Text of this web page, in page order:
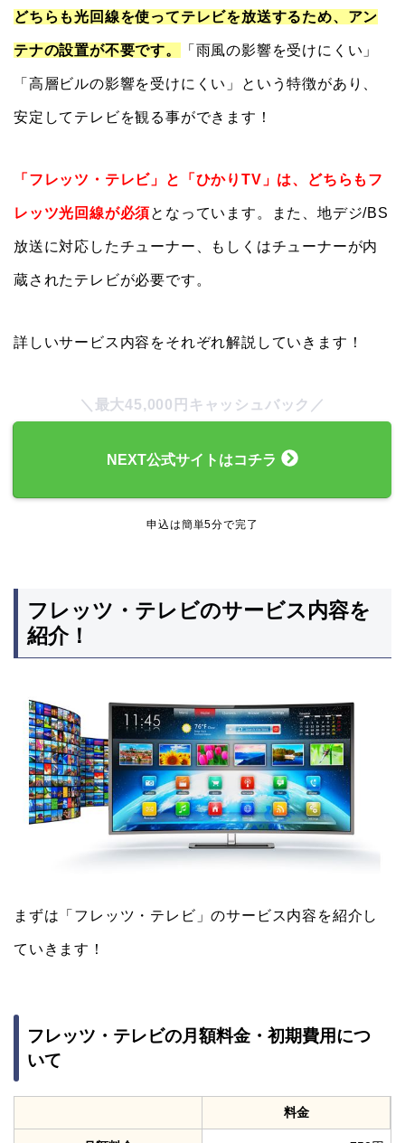
どちらも光回線を使ってテレビを放送するため、アン
テナの設置が不要です。 「雨風の影響を受けにくい」
「高層ビルの影響を受けにくい」という特徴があり、
安定してテレビを観る事ができます！
「フレッツ・テレビ」と「ひかりTV」は、どちらもフ
レッツ光回線が必須となっています。また、地デジ/BS
放送に対応したチューナー、もしくはチューナーが内
蔵されたテレビが必要です。
詳しいサービス内容をそれぞれ解説していきます！
＼最大45,000円キャッシュバック／
NEXT公式サイトはコチラ
申込は簡単5分で完了
フレッツ・テレビのサービス内容を
紹介！
まずは「フレッツ・テレビ」のサービス内容を紹介し
ていきます！
フレッツ・テレビの月額料金・初期費用につ
いて
料金